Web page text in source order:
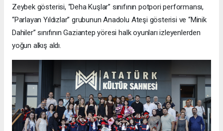
Zeybek gösterisi, “Deha Kuşlar” sınıfının potpori performansı,
“Parlayan Yıldızlar” grubunun Anadolu Ateşi gösterisi ve “Minik
Dahiler” sınıfının Gaziantep yöresi halk oyunları izleyenlerden
yoğun alkış aldı.